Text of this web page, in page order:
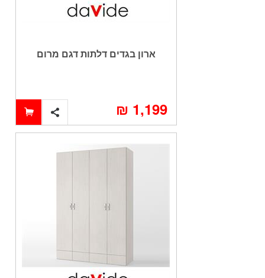
ארון בגדים דלתות דגם מרום
1,199 ₪